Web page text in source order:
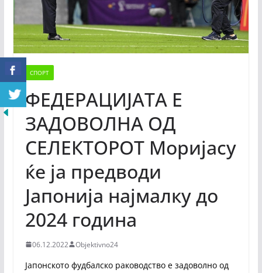
СПОРТ
ФЕДЕРАЦИЈАТА Е
ЗАДОВОЛНА ОД
СЕЛЕКТОРОТ Моријасу
ќе ја предводи
Јапонија најмалку до
2024 година
06.12.2022 Objektivno24
Јапонското фудбалско раководство е задоволно од